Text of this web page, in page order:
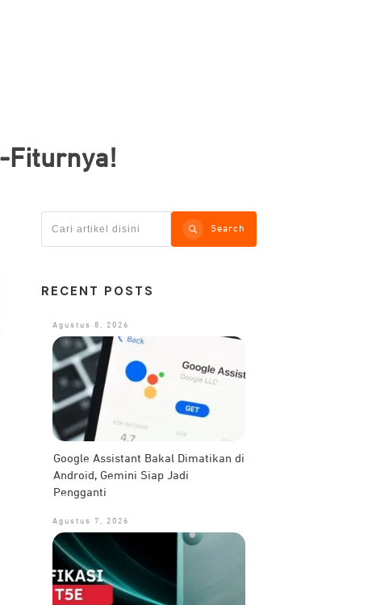
Fiturnya!
Search
RECENT POSTS
Agustus 8, 2026
Google Assistant Bakal Dimatikan di
Android, Gemini Siap Jadi
Pengganti
Agustus 7, 2026